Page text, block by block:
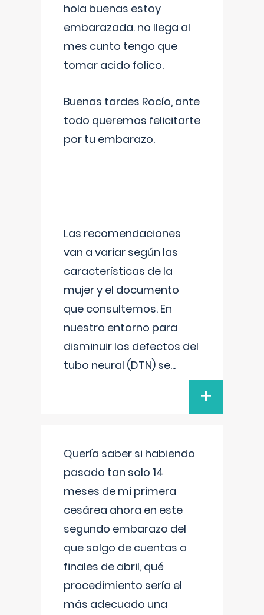
hola buenas estoy
embarazada. no llega al
mes cunto tengo que
tomar acido folico.
Buenas tardes Rocío, ante
todo queremos felicitarte
por tu embarazo.
Las recomendaciones
van a variar según las
características de la
mujer y el documento
que consultemos. En
nuestro entorno para
disminuir los defectos del
tubo neural (DTN) se...
+
Quería saber si habiendo
pasado tan solo 14
meses de mi primera
cesárea ahora en este
segundo embarazo del
que salgo de cuentas a
finales de abril, qué
procedimiento sería el
más adecuado una